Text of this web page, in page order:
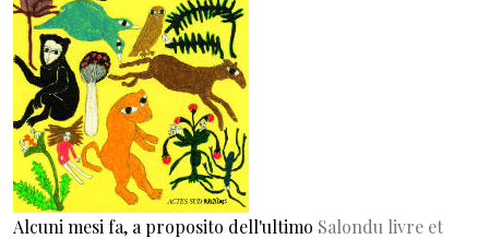
Alcuni mesi fa, a proposito dell'ultimo Salondu livre et